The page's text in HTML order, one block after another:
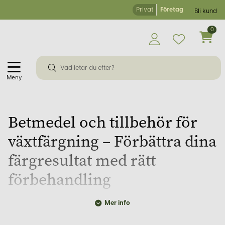
Privat Företag Bli kund
Meny
0
Betmedel och tillbehör för
växtfärgning – Förbättra dina
färgresultat med rätt
förbehandling
Mer info